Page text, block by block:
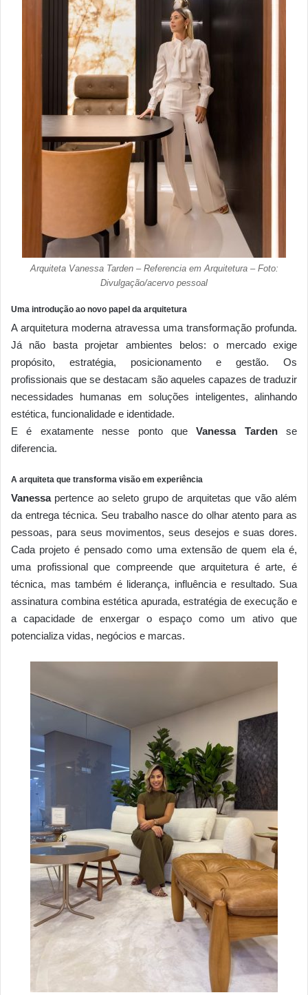
Arquiteta Vanessa Tarden – Referencia em Arquitetura – Foto:
Divulgação/acervo pessoal
Uma introdução ao novo papel da arquitetura
A arquitetura moderna atravessa uma transformação profunda.
Já não basta projetar ambientes belos: o mercado exige
propósito, estratégia, posicionamento e gestão. Os
profissionais que se destacam são aqueles capazes de traduzir
necessidades humanas em soluções inteligentes, alinhando
estética, funcionalidade e identidade.
E é exatamente nesse ponto queVanessa Tardense
diferencia.
A arquiteta que transforma visão em experiência
Vanessapertence ao seleto grupo de arquitetas que vão além
da entrega técnica. Seu trabalho nasce do olhar atento para as
pessoas, para seus movimentos, seus desejos e suas dores.
Cada projeto é pensado como uma extensão de quem ela é,
uma profissional que compreende que arquitetura é arte, é
técnica, mas também é liderança, influência e resultado. Sua
assinatura combina estética apurada, estratégia de execução e
a capacidade de enxergar o espaço como um ativo que
potencializa vidas, negócios e marcas.